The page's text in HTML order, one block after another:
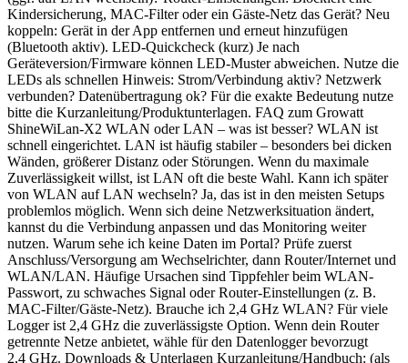
Kindersicherung, MAC-Filter oder ein Gäste-Netz das Gerät? Neu
koppeln: Gerät in der App entfernen und erneut hinzufügen
(Bluetooth aktiv). LED-Quickcheck (kurz) Je nach
Geräteversion/Firmware können LED-Muster abweichen. Nutze die
LEDs als schnellen Hinweis: Strom/Verbindung aktiv? Netzwerk
verbunden? Datenübertragung ok? Für die exakte Bedeutung nutze
bitte die Kurzanleitung/Produktunterlagen. FAQ zum Growatt
ShineWiLan-X2 WLAN oder LAN – was ist besser? WLAN ist
schnell eingerichtet. LAN ist häufig stabiler – besonders bei dicken
Wänden, größerer Distanz oder Störungen. Wenn du maximale
Zuverlässigkeit willst, ist LAN oft die beste Wahl. Kann ich später
von WLAN auf LAN wechseln? Ja, das ist in den meisten Setups
problemlos möglich. Wenn sich deine Netzwerksituation ändert,
kannst du die Verbindung anpassen und das Monitoring weiter
nutzen. Warum sehe ich keine Daten im Portal? Prüfe zuerst
Anschluss/Versorgung am Wechselrichter, dann Router/Internet und
WLAN/LAN. Häufige Ursachen sind Tippfehler beim WLAN-
Passwort, zu schwaches Signal oder Router-Einstellungen (z. B.
MAC-Filter/Gäste-Netz). Brauche ich 2,4 GHz WLAN? Für viele
Logger ist 2,4 GHz die zuverlässigste Option. Wenn dein Router
getrennte Netze anbietet, wähle für den Datenlogger bevorzugt
2,4 GHz. Downloads & Unterlagen Kurzanleitung/Handbuch: (als